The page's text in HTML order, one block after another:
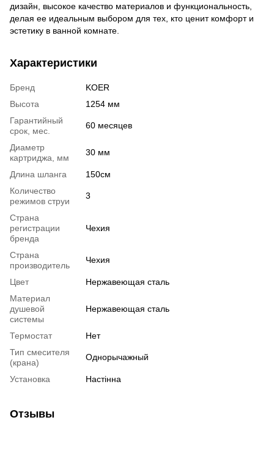
дизайн, высокое качество материалов и функциональность,
делая ее идеальным выбором для тех, кто ценит комфорт и
эстетику в ванной комнате.
Характеристики
Бренд
KOER
Высота
1254 мм
Гарантийный
срок, мес.
60 месяцев
Диаметр
картриджа, мм
30 мм
Длина шланга
150см
Количество
режимов струи
3
Страна
регистрации
бренда
Чехия
Страна
производитель
Чехия
Цвет
Нержавеющая сталь
Материал
душевой
системы
Нержавеющая сталь
Термостат
Нет
Тип смесителя
(крана)
Однорычажный
Установка Настінна
Отзывы